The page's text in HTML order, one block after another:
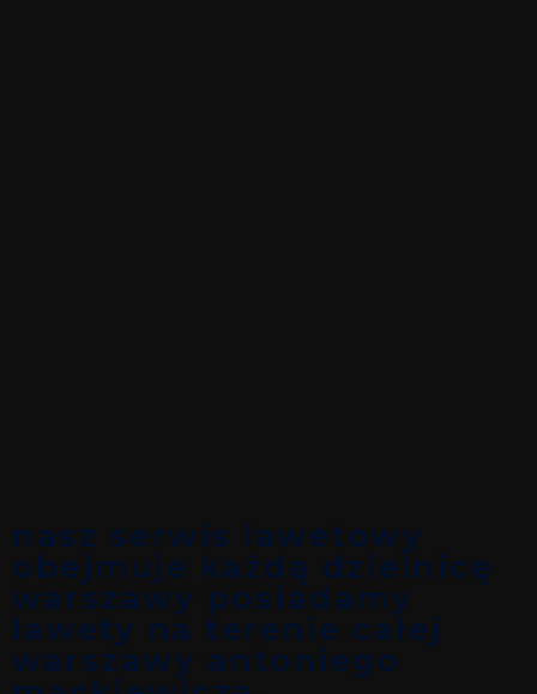
nasz serwis lawetowy
obejmuje każdą dzielnicę
warszawy posiadamy
lawety na terenie całej
warszawy antoniego